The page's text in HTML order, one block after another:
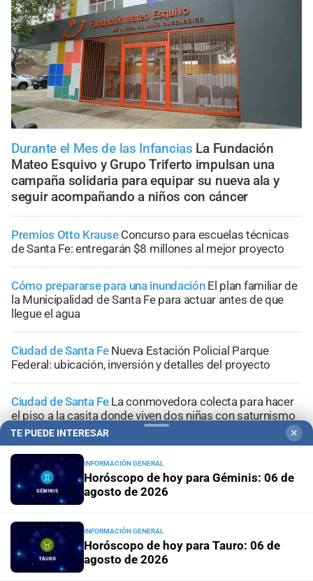
Durante el Mes de las Infancias La Fundación
Mateo Esquivo y Grupo Triferto impulsan una
campaña solidaria para equipar su nueva ala y
seguir acompañando a niños con cáncer
Premios Otto Krause Concurso para escuelas técnicas
de Santa Fe: entregarán $8 millones al mejor proyecto
Cómo prepararse para una inundación El plan familiar de
la Municipalidad de Santa Fe para actuar antes de que
llegue el agua
Ciudad de Santa Fe Nueva Estación Policial Parque
Federal: ubicación, inversión y detalles del proyecto
Ciudad de Santa Fe La conmovedora colecta para hacer
el piso a la casita donde viven dos niñas con saturnismo
+Sucesos
TE PUEDE INTERESAR ✕
INFORMACIÓN GENERAL
Horóscopo de hoy para Géminis: 06 de
agosto de 2026
INFORMACIÓN GENERAL
Horóscopo de hoy para Tauro: 06 de
agosto de 2026